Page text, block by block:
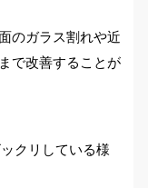
のガラス割れや近
で改善することが
クリしている様